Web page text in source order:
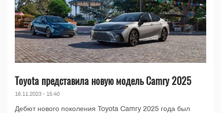
Toyota представила новую модель Camry 2025
16.11.2023 - 15:40
Дебют нового поколения Toyota Camry 2025 года был